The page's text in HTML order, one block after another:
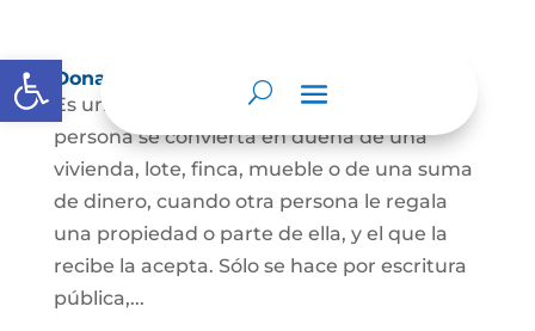
Abrir barra de herramientas
Donación
Es uno de los contratos cuyo fin es que una
persona se convierta en dueña de una
vivienda, lote, finca, mueble o de una suma
de dinero, cuando otra persona le regala
una propiedad o parte de ella, y el que la
recibe la acepta. Sólo se hace por escritura
pública,...